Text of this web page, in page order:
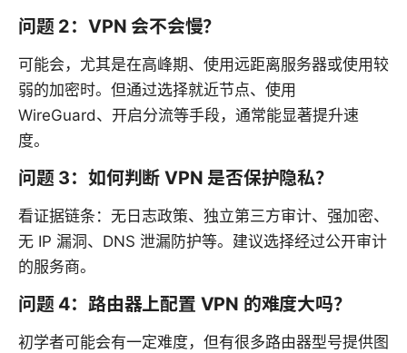
问题 2：VPN 会不会慢？
可能会，尤其是在高峰期、使用远距离服务器或使用较
弱的加密时。但通过选择就近节点、使用
WireGuard、开启分流等手段，通常能显著提升速
度。
问题 3：如何判断 VPN 是否保护隐私？
看证据链条：无日志政策、独立第三方审计、强加密、
无 IP 漏洞、DNS 泄漏防护等。建议选择经过公开审计
的服务商。
问题 4：路由器上配置 VPN 的难度大吗？
初学者可能会有一定难度，但有很多路由器型号提供图